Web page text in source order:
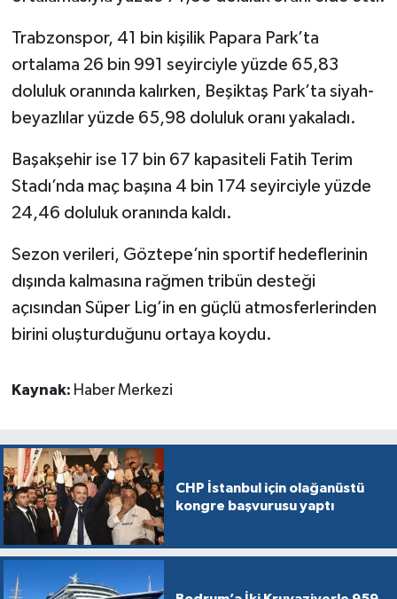
Trabzonspor, 41 bin kişilik Papara Park’ta
ortalama 26 bin 991 seyirciyle yüzde 65,83
doluluk oranında kalırken, Beşiktaş Park’ta siyah-
beyazlılar yüzde 65,98 doluluk oranı yakaladı.
Başakşehir ise 17 bin 67 kapasiteli Fatih Terim
Stadı’nda maç başına 4 bin 174 seyirciyle yüzde
24,46 doluluk oranında kaldı.
Sezon verileri, Göztepe’nin sportif hedeflerinin
dışında kalmasına rağmen tribün desteği
açısından Süper Lig’in en güçlü atmosferlerinden
birini oluşturduğunu ortaya koydu.
Kaynak: Haber Merkezi
CHP İstanbul için olağanüstü
kongre başvurusu yaptı